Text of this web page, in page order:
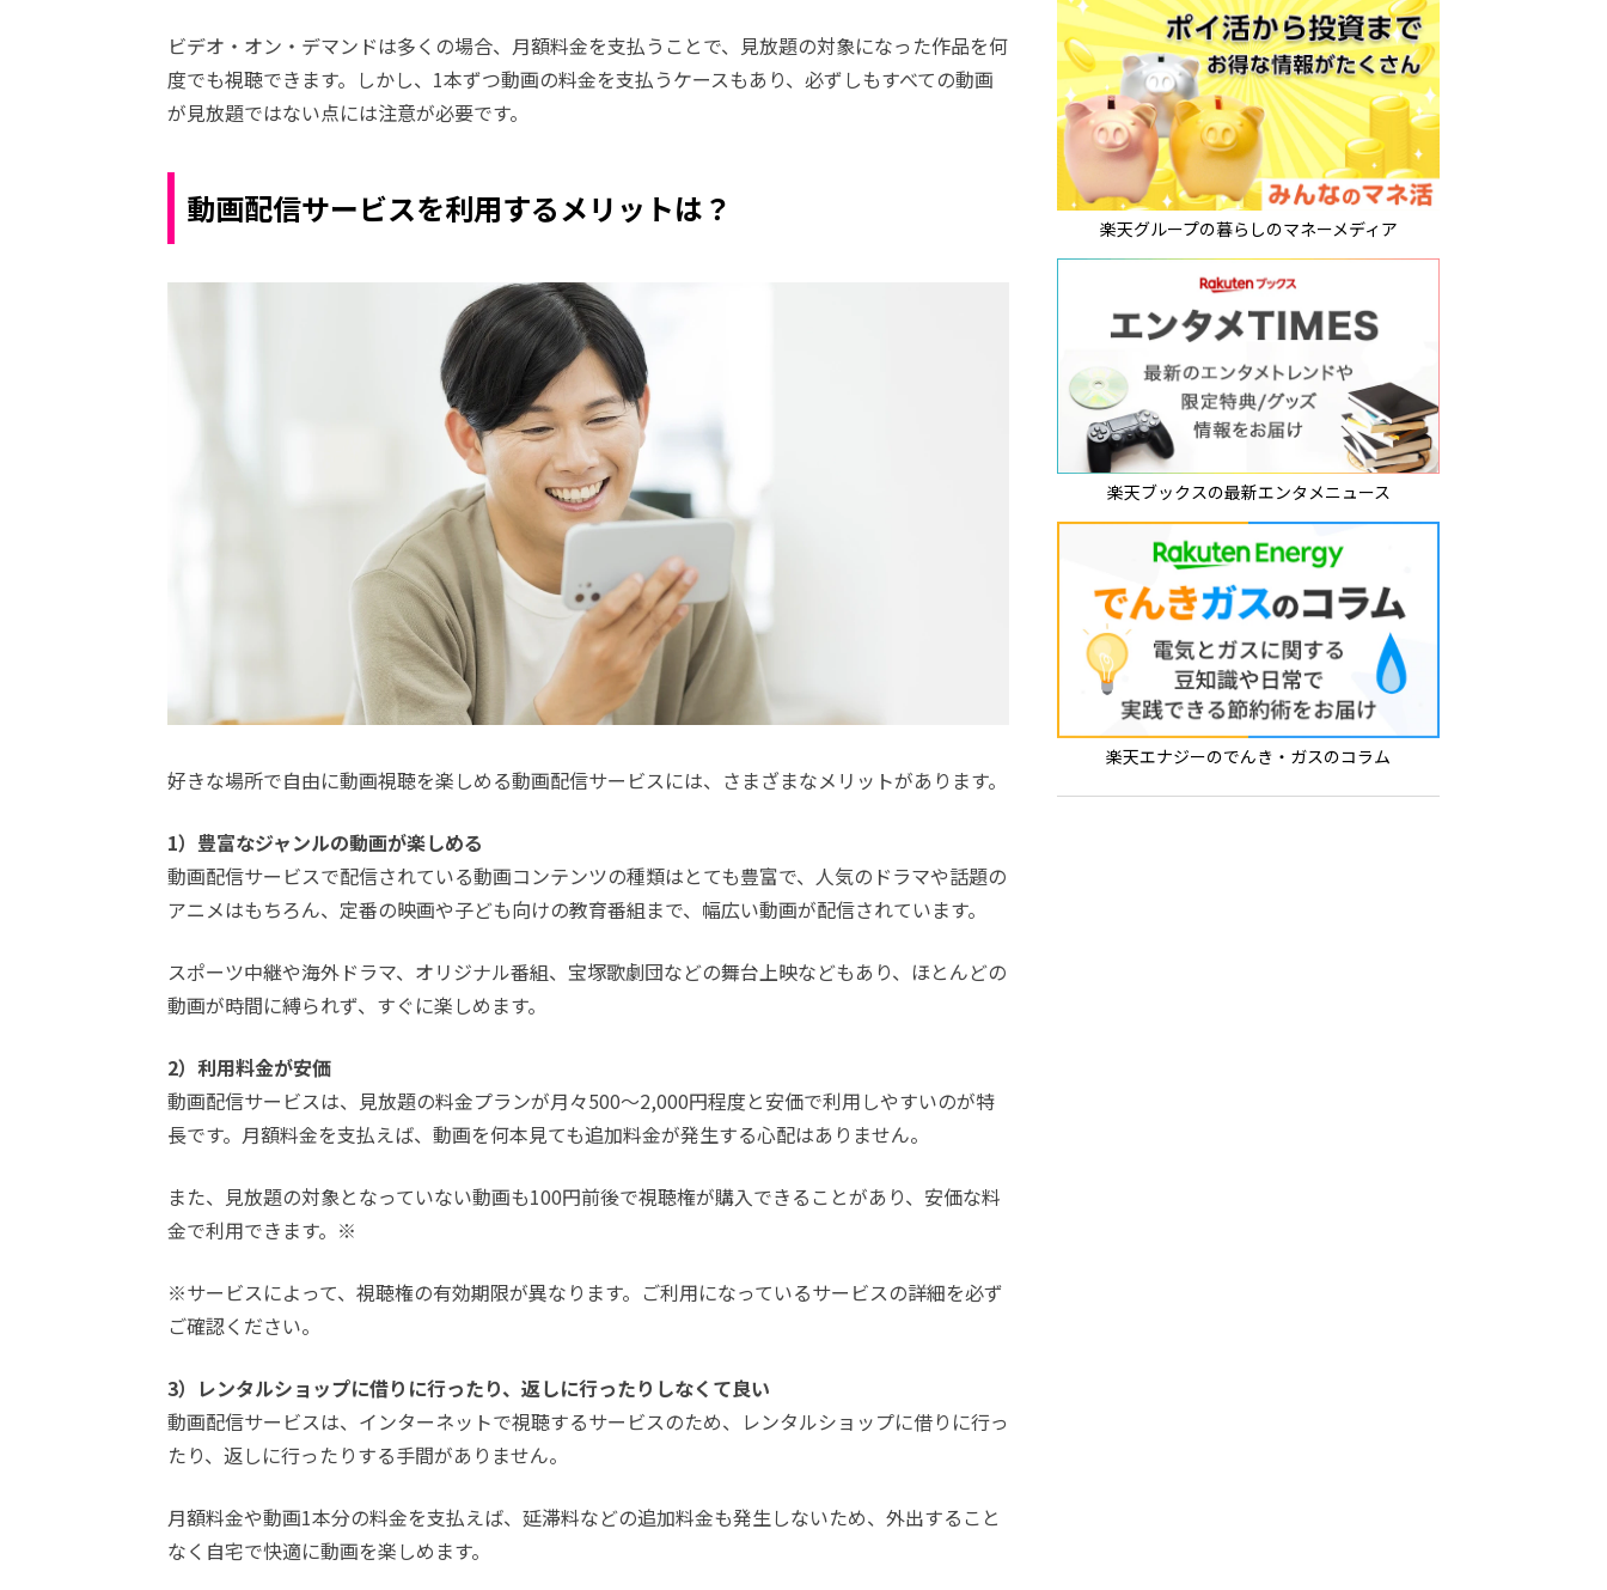
ビデオ・オン・デマンドは多くの場合、月額料金を支払うことで、見放題の対象になった作品を何
度でも視聴できます。しかし、1本ずつ動画の料金を支払うケースもあり、必ずしもすべての動画
が見放題ではない点には注意が必要です。
動画配信サービスを利用するメリットは？
好きな場所で自由に動画視聴を楽しめる動画配信サービスには、さまざまなメリットがあります。
1）豊富なジャンルの動画が楽しめる
動画配信サービスで配信されている動画コンテンツの種類はとても豊富で、人気のドラマや話題の
アニメはもちろん、定番の映画や子ども向けの教育番組まで、幅広い動画が配信されています。
スポーツ中継や海外ドラマ、オリジナル番組、宝塚歌劇団などの舞台上映などもあり、ほとんどの
動画が時間に縛られず、すぐに楽しめます。
2）利用料金が安価
動画配信サービスは、見放題の料金プランが月々500～2,000円程度と安価で利用しやすいのが特
長です。月額料金を支払えば、動画を何本見ても追加料金が発生する心配はありません。
また、見放題の対象となっていない動画も100円前後で視聴権が購入できることがあり、安価な料
金で利用できます。※
※サービスによって、視聴権の有効期限が異なります。ご利用になっているサービスの詳細を必ず
ご確認ください。
3）レンタルショップに借りに行ったり、返しに行ったりしなくて良い
動画配信サービスは、インターネットで視聴するサービスのため、レンタルショップに借りに行っ
たり、返しに行ったりする手間がありません。
月額料金や動画1本分の料金を支払えば、延滞料などの追加料金も発生しないため、外出すること
なく自宅で快適に動画を楽しめます。
楽天グループの暮らしのマネーメディア
楽天ブックスの最新エンタメニュース
楽天エナジーのでんき・ガスのコラム